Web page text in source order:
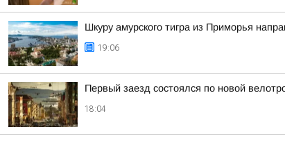
Шкуру амурского тигра из Приморья
19:06
Первый заезд состоялся по новой
18:04